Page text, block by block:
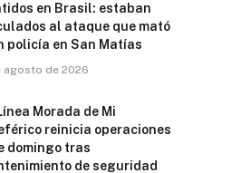
en Brasil: estaban
al ataque que mató
policía en San Matías
agosto de 2026
Morada de Mi
reinicia operaciones
domingo tras
de seguridad